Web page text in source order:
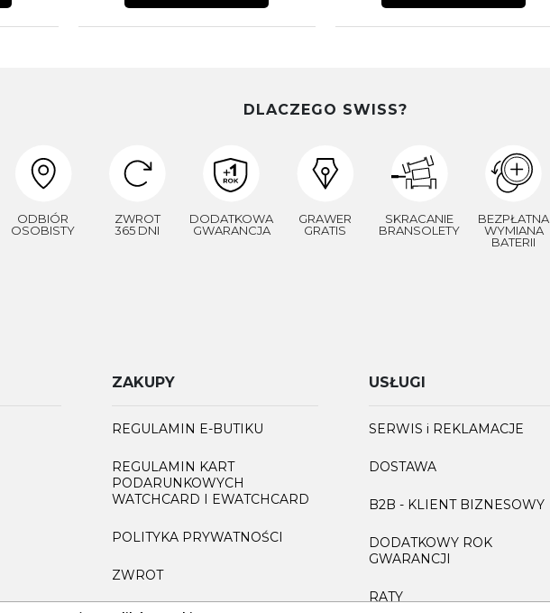
DLACZEGO SWISS?
ODBIÓR
OSOBISTY
ZWROT
365 DNI
DODATKOWA
GWARANCJA
GRAWER
GRATIS
SKRACANIE
BRANSOLETY
BEZPŁATNA
WYMIANA
BATERII
ZAKUPY
REGULAMIN E-BUTIKU
REGULAMIN KART
PODARUNKOWYCH
WATCHCARD I EWATCHCARD
POLITYKA PRYWATNOŚCI
ZWROT
USŁUGI
SERWIS i REKLAMACJE
DOSTAWA
B2B - KLIENT BIZNESOWY
DODATKOWY ROK
GWARANCJI
RATY